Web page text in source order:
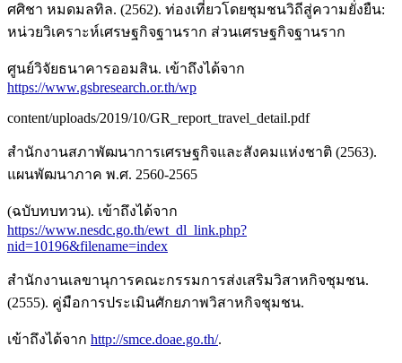
ศศิชา หมดมลทิล. (2562). ท่องเที่ยวโดยชุมชนวิถีสู่ความยั่งยืน:
หน่วยวิเคราะห์เศรษฐกิจฐานราก ส่วนเศรษฐกิจฐานราก
ศูนย์วิจัยธนาคารออมสิน. เข้าถึงได้จาก
https://www.gsbresearch.or.th/wp
content/uploads/2019/10/GR_report_travel_detail.pdf
สำนักงานสภาพัฒนาการเศรษฐกิจและสังคมแห่งชาติ (2563).
แผนพัฒนาภาค พ.ศ. 2560-2565
(ฉบับทบทวน). เข้าถึงได้จาก
https://www.nesdc.go.th/ewt_dl_link.php?
nid=10196&filename=index
สำนักงานเลขานุการคณะกรรมการส่งเสริมวิสาหกิจชุมชน.
(2555). คู่มือการประเมินศักยภาพวิสาหกิจชุมชน.
เข้าถึงได้จาก http://smce.doae.go.th/.